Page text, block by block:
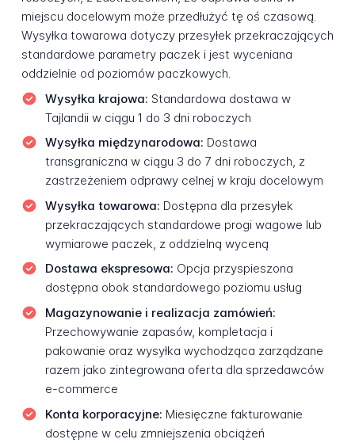
miejscu docelowym może przedłużyć tę oś czasową.
Wysyłka towarowa dotyczy przesyłek przekraczających
standardowe parametry paczek i jest wyceniana
oddzielnie od poziomów paczkowych.
Wysyłka krajowa: Standardowa dostawa w
Tajlandii w ciągu 1 do 3 dni roboczych
Wysyłka międzynarodowa: Dostawa
transgraniczna w ciągu 3 do 7 dni roboczych, z
zastrzeżeniem odprawy celnej w kraju docelowym
Wysyłka towarowa: Dostępna dla przesyłek
przekraczających standardowe progi wagowe lub
wymiarowe paczek, z oddzielną wyceną
Dostawa ekspresowa: Opcja przyspieszona
dostępna obok standardowego poziomu usług
Magazynowanie i realizacja zamówień:
Przechowywanie zapasów, kompletacja i
pakowanie oraz wysyłka wychodząca zarządzane
razem jako zintegrowana oferta dla sprzedawców
e-commerce
Konta korporacyjne: Miesięczne fakturowanie
dostępne w celu zmniejszenia obciążeń